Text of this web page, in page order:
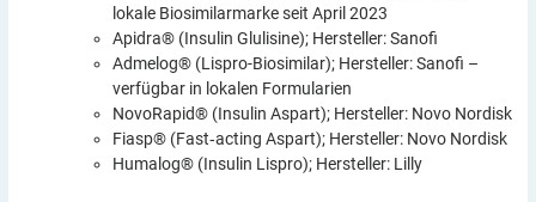
lokale Biosimilarmarke seit April 2023
Apidra® (Insulin Glulisine); Hersteller: Sanofi
Admelog® (Lispro-Biosimilar); Hersteller: Sanofi –
verfügbar in lokalen Formularien
NovoRapid® (Insulin Aspart); Hersteller: Novo Nordisk
Fiasp® (Fast‑acting Aspart); Hersteller: Novo Nordisk
Humalog® (Insulin Lispro); Hersteller: Lilly